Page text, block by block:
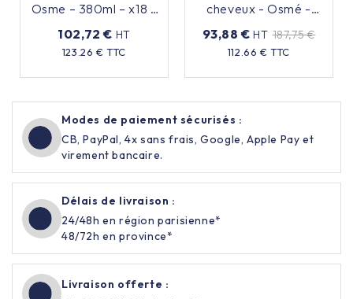
Osme – 380ml – x18 –
Rechargeable
102,72 € HT
123.26 € TTC
Prix
cheveux - Osmé -
380ml - x18 -
Rechargeable
93,88 € HT
Prix
base
187,75 €
112.66 € TTC
Prix
Modes de paiement sécurisés :
CB, PayPal, 4x sans frais, Google, Apple Pay et
virement bancaire.
Délais de livraison :
24/48h en région parisienne*
48/72h en province*
Livraison offerte :